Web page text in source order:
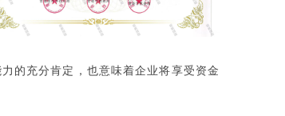
的充分肯定，也意味着企业将享受资金